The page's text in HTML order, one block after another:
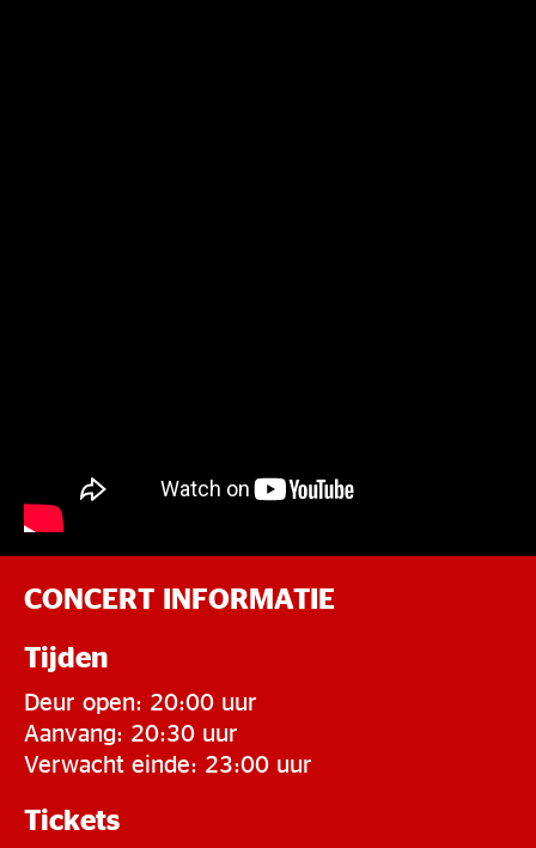
CONCERT INFORMATIE
Tijden
Deur open: 20:00 uur
Aanvang: 20:30 uur
Verwacht einde: 23:00 uur
Tickets